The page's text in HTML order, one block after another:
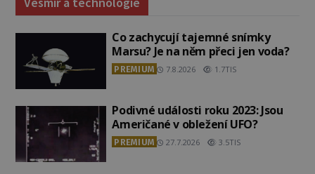
Co zachycují tajemné snímky
Marsu? Je na něm přeci jen voda?
PREMIUM 7.8.2026 1.7TIS
Podivné události roku 2023: Jsou
Američané v obležení UFO?
PREMIUM 27.7.2026 3.5TIS